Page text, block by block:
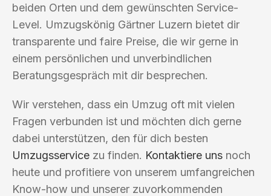
beiden Orten und dem gewünschten Service-
Level. Umzugskönig Gärtner Luzern bietet dir
transparente und faire Preise, die wir gerne in
einem persönlichen und unverbindlichen
Beratungsgespräch mit dir besprechen.
Wir verstehen, dass ein Umzug oft mit vielen
Fragen verbunden ist und möchten dich gerne
dabei unterstützen, den für dich besten
Umzugsservice zu finden. Kontaktiere uns noch
heute und profitiere von unserem umfangreichen
Know-how und unserer zuvorkommenden